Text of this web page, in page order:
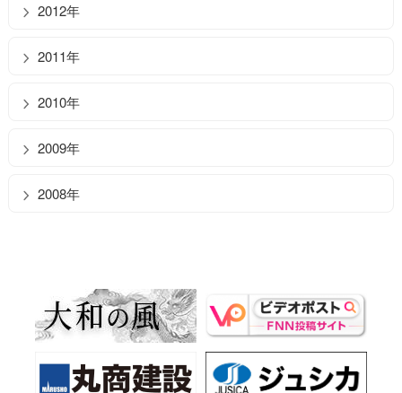
2012年
2011年
2010年
2009年
2008年